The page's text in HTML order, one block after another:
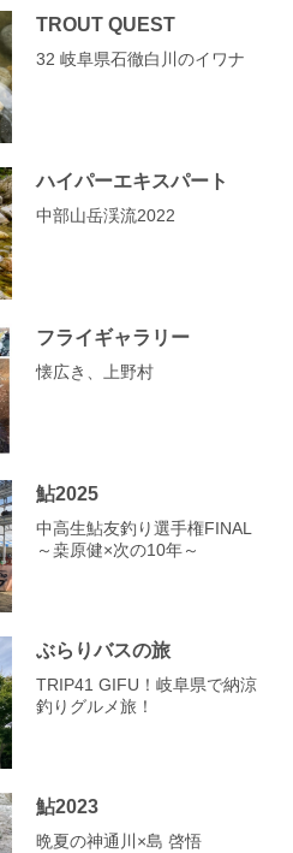
TROUT QUEST
32 岐阜県石徹白川のイワナ
ハイパーエキスパート
中部山岳渓流2022
フライギャラリー
懐広き、上野村
鮎2025
中高生鮎友釣り選手権FINAL
～桒原健×次の10年～
ぶらりバスの旅
TRIP41 GIFU！岐阜県で納涼
釣りグルメ旅！
鮎2023
晩夏の神通川×島 啓悟